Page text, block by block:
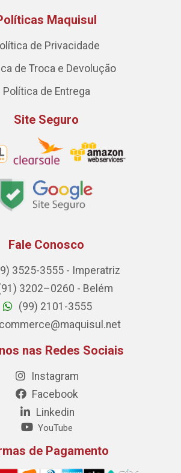
Maquisul
de Privacidade
de Troca e Devolução
Política de Entrega
Site Seguro
Fale Conosco
3525-3555 - Imperatriz
3202–0260 - Belém
(99) 2101-3555
nas Redes Sociais
Instagram
Facebook
Linkedin
YouTube
de Pagamento